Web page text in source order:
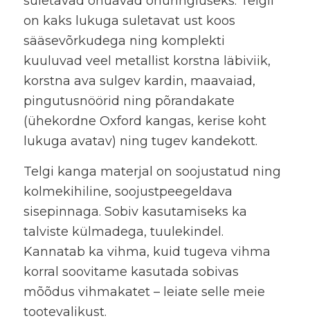
on kaks lukuga suletavat ust koos
sääsevõrkudega ning komplekti
kuuluvad veel metallist korstna läbiviik,
korstna ava sulgev kardin, maavaiad,
pingutusnöörid ning põrandakate
(ühekordne Oxford kangas, kerise koht
lukuga avatav) ning tugev kandekott.
Telgi kanga materjal on soojustatud ning
kolmekihiline, soojustpeegeldava
sisepinnaga. Sobiv kasutamiseks ka
talviste külmadega, tuulekindel.
Kannatab ka vihma, kuid tugeva vihma
korral soovitame kasutada sobivas
mõõdus vihmakatet – leiate selle meie
tootevalikust.